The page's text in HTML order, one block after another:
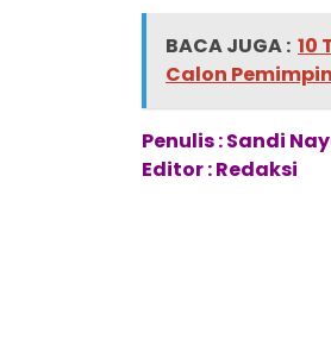
BACA JUGA : 10
Calon Pemimpin
Penulis : Sandi
Editor : Redaksi